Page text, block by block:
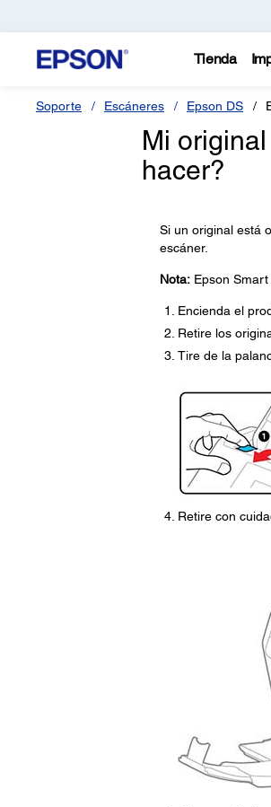
Tienda
Soporte Escáneres Epson DS
Mi
hacer?
Si un original está
escáner.
Nota:Epson Smart
Encienda el
Retire los
Tire de la
Retire con